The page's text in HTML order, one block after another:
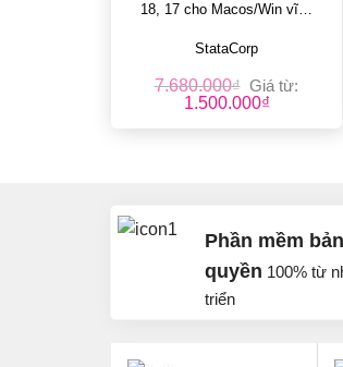
18, 17 cho Macos/Win vĩnh
StataCorp
7.680.000₫ Giá từ:
1.500.000₫
Phần mềm bản
quyền 100% từ
triển